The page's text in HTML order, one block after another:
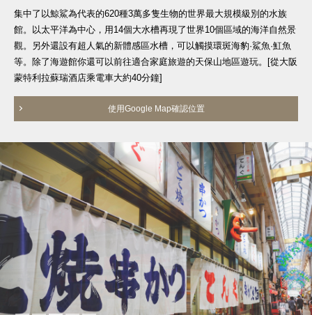
集中了以鯨鯊為代表的620種3萬多隻生物的世界最大規模級別的水族
館。以太平洋為中心，用14個大水槽再現了世界10個區域的海洋自然景
觀。另外還設有超人氣的新體感區水槽，可以觸摸環斑海豹·鯊魚·魟魚
等。除了海遊館你還可以前往適合家庭旅遊的天保山地區遊玩。[從大阪
蒙特利拉蘇瑞酒店乘電車大約40分鐘]
使用Google Map確認位置